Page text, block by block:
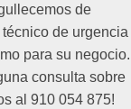
de
de urgencia
para su negocio.
consulta sobre
al 910 054 875!